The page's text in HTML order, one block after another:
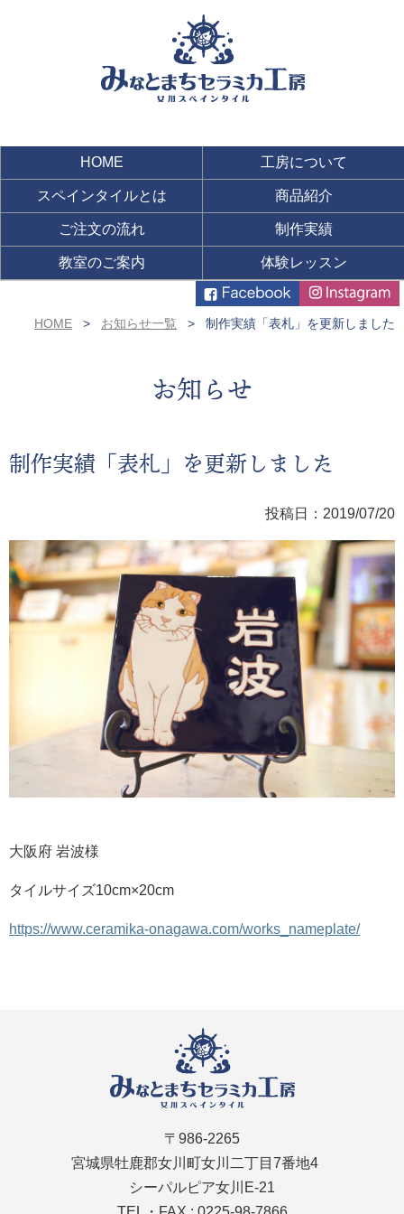
HOME 工房について
スペインタイルとは 商品紹介
ご注文の流れ 制作実績
教室のご案内 体験レッスン
HOME お知らせ一覧 制作実績「表札」を更新しました
お知らせ
制作実績「表札」を更新しました
投稿日：2019/07/20
大阪府 岩波様
タイルサイズ10cm×20cm
https://www.ceramika-onagawa.com/works_nameplate/
〒986-2265
宮城県牡鹿郡女川町女川二丁目7番地4
シーパルピア女川E-21